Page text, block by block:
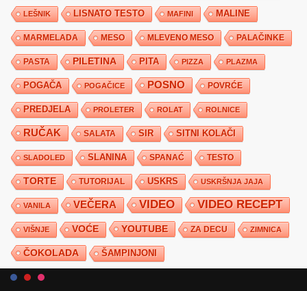
LEŠNIK LISNATO TESTO MAFINI MALINE
MARMELADA MESO MLEVENO MESO PALAČINKE
PASTA PILETINA PITA PIZZA PLAZMA
POGAČA POGAČICE POSNO POVRĆE
PREDJELA PROLETER ROLAT ROLNICE
RUČAK SALATA SIR SITNI KOLAČI
SLADOLED SLANINA SPANAĆ TESTO
TORTE TUTORIJAL USKRS USKRŠNJA JAJA
VANILA VEČERA VIDEO VIDEO RECEPT
VIŠNJE VOĆE YOUTUBE ZA DECU ZIMNICA
ČOKOLADA ŠAMPINJONI